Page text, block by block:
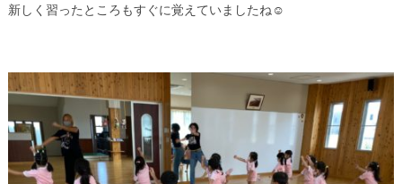
新しく習ったところもすぐに覚えていましたね☺